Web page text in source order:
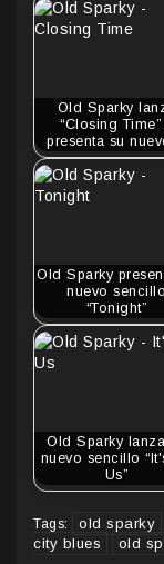
Old Sparky
“Closing Time”
presenta su
Old Sparky
nuevo sencillo
“Tonight”
Old Sparky
nuevo sencillo
Us”
Tags: old sparky
city blues
old